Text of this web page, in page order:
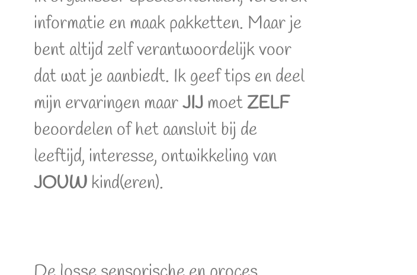
informatie en maak pakketten. Maar je
bent altijd zelf verantwoordelijk voor
dat wat je aanbiedt. Ik geef tips en deel
mijn ervaringen maarJIJ moet ZELF
beoordelen of het aansluit bij de
leeftijd, interesse, ontwikkeling van
JOUW kind(eren).